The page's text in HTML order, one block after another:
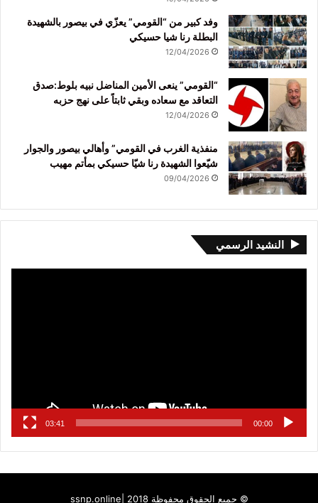
وفد كبير من “القومي” يعزّي في بيصور بالشهيدة
البطلة رنا شيا حسيكي
12/04/2026
“القومي” ينعى الأمين المناضل نبيه بلوط:صدق
التعاقد مع سعاده وبقي ثابتاً على نهج حزبه
12/04/2026
منفذية الغرب في القومي” وأهالي بيصور والجوار
شيّعوا الشهيدة رنا شيّا حسيكي بمأتم مهيب
09/04/2026
النشيد الرسمي
00:00
03:41
© جميع الحقوق محفوظة 2018 | ssnp.online